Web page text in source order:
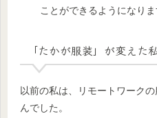
ことができるようになりま
「たかが服装」が変えた
以前の私は、リモートワーク
んでした。